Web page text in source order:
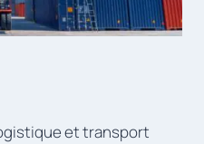
et transport